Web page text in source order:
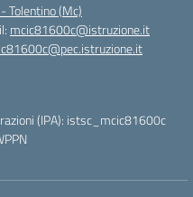
Tolentino (Mc)
mcic81600c@istruzione.it
(IPA): istsc_mcic81600c